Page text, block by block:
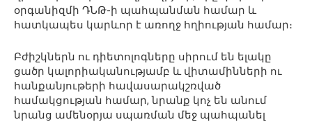
օրգանիզմի ԴՆԹ-ի պահպանման համար և
հատկապես կարևոր է առողջ հղիության համար։
Բժիշկներն ու դիետոլոգները սիրում են ելակը
ցածր կալորիականությամբ և վիտամինների ու
հանքանյութերի հավասարակշռված
համակցության համար, նրանք կոչ են անում
նրանց ամենօրյա սպառման մեջ պահպանել